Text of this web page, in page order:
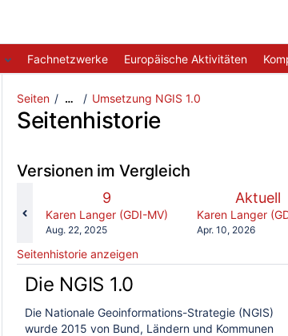
Fachnetzwerke Europäische Aktivitäten
Seiten … Umsetzung NGIS 1.0
Seitenhistorie
Versionen im Vergleich
Alte
Version
9
changes.mady.by.user
Karen Langer (GDI-MV)
Gespeichert
Aug. 22, 2025
Neue
Version
Aktuell
Karen Langer
Gespeichert
Apr. 10, 2026
Seitenhistorie anzeigen
Die NGIS 1.0
Die Nationale Geoinformations-Strategie (NGIS)
wurde 2015 von Bund, Ländern und Kommunen